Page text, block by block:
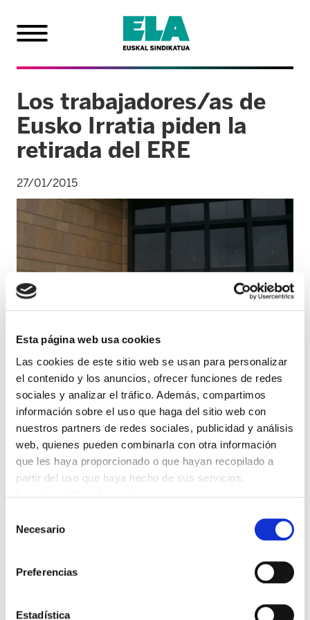
Esta página web usa cookies
Las cookies de este sitio web se usan para personalizar
el contenido y los anuncios, ofrecer funciones de redes
sociales y analizar el tráfico. Además, compartimos
información sobre el uso que haga del sitio web con
nuestros partners de redes sociales, publicidad y análisis
web, quienes pueden combinarla con otra información
que les haya proporcionado o que hayan recopilado a
partir del uso que haya hecho de sus servicios.
Necesario
Preferencias
Estadística
Los trabajadores/as de
Eusko Irratia piden la
retirada del ERE
27/01/2015
La sede de Bilbao ha sido escenario esta
tarde de una concentración de los
trabajadores/as de la radio pública vasca
plantilla.
La protesta ha coincidido con la reunión del
del PNV, EH-Bildu y LAB aprobó la convocatoria